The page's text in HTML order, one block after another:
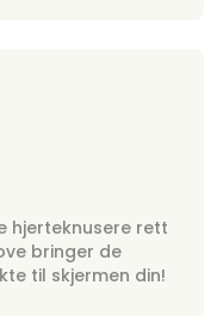
hjerteknusere rett
bringer de
til skjermen din!